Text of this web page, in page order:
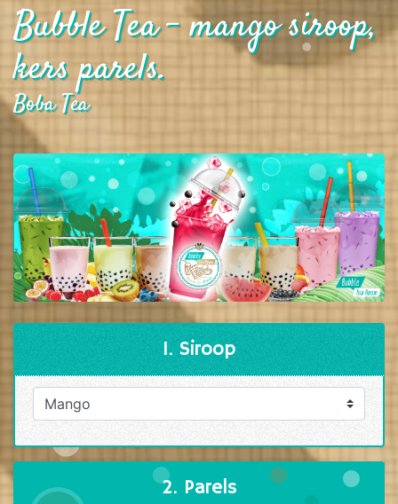
Bubble Tea - mango siroop,
kers parels.
Boba Tea
1. Siroop
2. Parels